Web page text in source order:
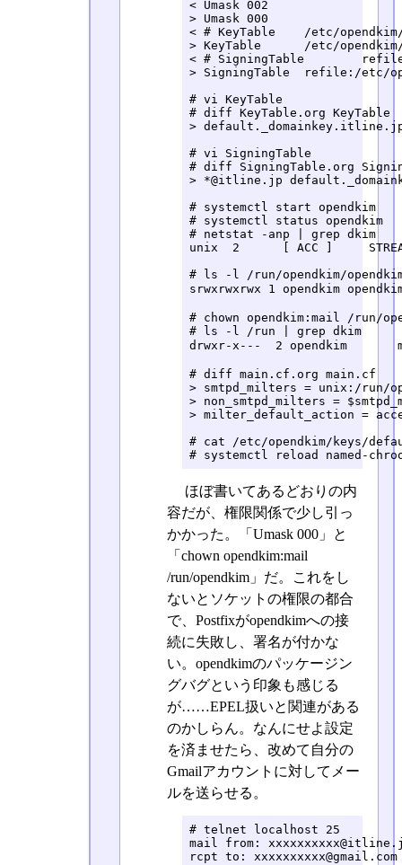
< Umask	002
> Umask	000
< # KeyTable	/etc/opendkim/KeyTable
> KeyTable	/etc/opendkim/KeyTable
< # SigningTable	refile:/etc/opendkim/SigningTable
> SigningTable	refile:/etc/opendkim/SigningTable
# vi KeyTable
# diff KeyTable.org KeyTable
>
# vi SigningTable
# diff SigningTable.org
> *@itline.jp
# systemctl start opendkim
# systemctl status opendkim
# netstat -anp | grep dkim
unix  2      [ ACC ]
# ls -l /run/opendkim/
srwxrwxrwx 1 opendkim
# chown opendkim:mail /run/
# ls -l /run | grep dkim
drwxr-x---  2 opendkim
# diff main.cf.org main.cf
> smtpd_milters = unix:/run/
> non_smtpd_milters =
> milter_default_action =
# cat /etc/opendkim/keys/
# systemctl reload named-
ほぼ書いてあるどおりの内
容だが、権限関係で少し引っ
かかった。「Umask 000」と
「chown opendkim:mail
/run/opendkim」だ。これをし
ないとソケットの権限の都合
で、Postfixがopendkimへの接
続に失敗し、署名が付かな
い。opendkimのパッケージン
グバグという印象も感じる
が……EPEL扱いと関連がある
のかしらん。なんにせよ設定
を済ませたら、改めて自分の
Gmailアカウントに対してメー
ルを送らせる。
# telnet localhost 25
mail from:
rcpt to: xxxxxxxxxx@gmail.com